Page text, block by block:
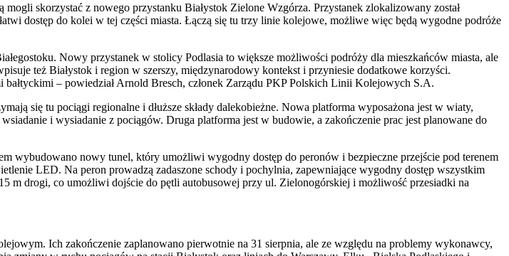
skorzystać z nowego przystanku Białystok Zielone Wzgórza. Przystanek zlokalizowany został
dostęp do kolei w tej części miasta. Łączą się tu trzy linie kolejowe, możliwe więc będą wygodne podróże
Nowy przystanek w stolicy Podlasia to większe możliwości podróży dla mieszkańców miasta, ale
też Białystok i region w szerszy, międzynarodowy kontekst i przyniesie dodatkowe korzyści.
– powiedział Arnold Bresch, członek Zarządu PKP Polskich Linii Kolejowych S.A.
się tu pociągi regionalne i dłuższe składy dalekobieżne. Nowa platforma wyposażona jest w wiaty,
i wysiadanie z pociągów. Druga platforma jest w budowie, a zakończenie prac jest planowane do
wybudowano nowy tunel, który umożliwi wygodny dostęp do peronów i bezpieczne przejście pod terenem
LED. Na peron prowadzą zadaszone schody i pochylnia, zapewniające wygodny dostęp wszystkim
m drogi, co umożliwi dojście do pętli autobusowej przy ul. Zielonogórskiej i możliwość przesiadki na
Ich zakończenie zaplanowano pierwotnie na 31 sierpnia, ale ze względu na problemy wykonawcy,